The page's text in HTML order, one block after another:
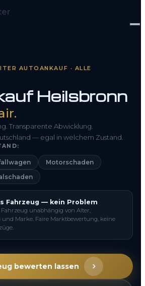
0800 1553 5546
anfragen
AUTOANKAUF · ALLE
Heilsbronn
Transparente Abwicklung.
— egal in welchem Zustand.
Motorschaden
Fahrzeug — kein Problem
unabhängig von Alter,
und Marke. Faire Marktbewertung, keine
bewerten lassen